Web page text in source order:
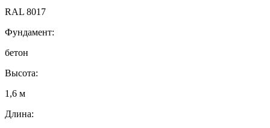
RAL 8017
Фундамент:
бетон
Высота:
1,6 м
Длина: